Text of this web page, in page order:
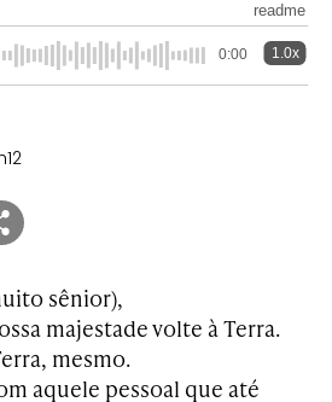
readme
0:00 1.0x
sênior),
majestade volte à Terra.
mesmo.
aquele pessoal que até